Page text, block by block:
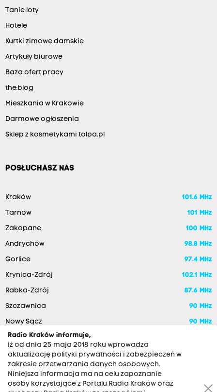
Tanie loty
Hotele
Kurtki zimowe damskie
Artykuły biurowe
Baza ofert pracy
the:blog
Mieszkania w Krakowie
Darmowe ogłoszenia
Sklep z kosmetykami tolpa.pl
POSŁUCHASZ NAS
Kraków 101.6 MHz
Tarnów 101 MHz
Zakopane 100 MHz
Andrychów 98.8 MHz
Gorlice 97.4 MHz
Krynica-Zdrój 102.1 MHz
Rabka-Zdrój 87.6 MHz
Szczawnica 90 MHz
Nowy Sącz
90 MHz
Radio Kraków informuje,
iż od dnia 25 maja 2018 roku wprowadza
aktualizację polityki prywatności i zabezpieczeń w
zakresie przetwarzania danych osobowych.
Niniejsza informacja ma na celu zapoznanie
osoby korzystające z Portalu Radia Kraków oraz